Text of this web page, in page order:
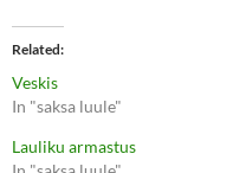
t
o
s
a
r
e
n
T
r
e
n
F
Related
Veskis
In "saksa luule"
Lauliku armastus